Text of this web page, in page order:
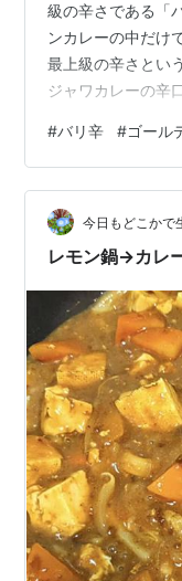
級の辛さである「
ンカレーの中だけ
最上級の辛さとい
ジャワカレーの辛
場のスーパーで売
したが、よいカレ
す。同レベルの辛
ドも気になってい
ことでしょう。 市
#バリ辛 #ゴール
今日もどこかで
レモン鍋→カレ